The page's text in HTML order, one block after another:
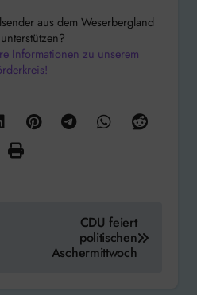
aus dem Weserbergland
Informationen zu unserem
CDU feiert
politischen
Aschermittwoch